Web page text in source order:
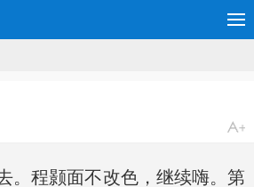
。程颢面不改色，继续嗨。第